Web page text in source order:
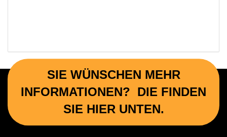
SIE WÜNSCHEN MEHR
INFORMATIONEN? DIE FINDEN
SIE HIER UNTEN.